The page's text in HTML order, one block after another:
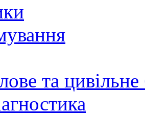
та цивільне